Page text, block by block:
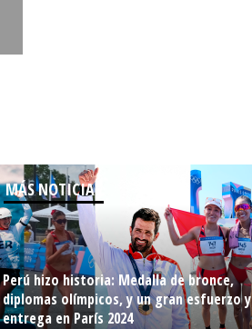
MÁS NOTICIAS
Perú hizo historia: Medalla de bronce,
diplomas olímpicos, y un gran esfuerzo y
entrega en París 2024